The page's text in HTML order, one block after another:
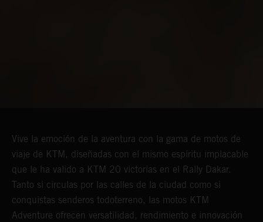
Vive la emoción de la aventura con la gama de motos de
viaje de KTM, diseñadas con el mismo espíritu implacable
que le ha valido a KTM 20 victorias en el Rally Dakar.
Tanto si circulas por las calles de la ciudad como si
conquistas senderos todoterreno, las motos KTM
Adventure ofrecen versatilidad, rendimiento e innovación